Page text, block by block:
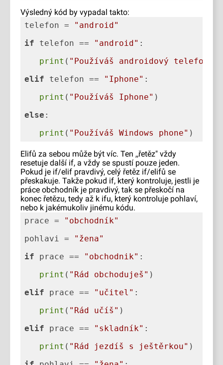
Výsledný kód by vypadal takto:
telefon =
"android"
if telefon == "android"
print ( "Používáš androidový telefon"
elif telefon == "Iphone"
print ( "Používáš Iphone"
else
print ( "Používáš Windows phone" )
Elifů za sebou může být víc. Ten ,,řetěz" vždy
resetuje další if, a vždy se spustí pouze jeden.
Pokud je if/elif pravdivý, celý řetěz if/elifů se
přeskakuje. Takže pokud if, který kontroluje, jestli je
práce obchodník je pravdivý, tak se přeskočí na
konec řetězu, tedy až k ifu, který kontroluje pohlaví,
nebo k jakémukoliv jinému kódu.
prace =
"obchodník"
pohlavi =
"žena"
if prace == "obchodnik"
print ( "Rád obchoduješ"
elif prace == "učitel"
print ( "Rád učíš"
elif prace == "skladník"
print ( "Rád jezdíš s ještěrkou"